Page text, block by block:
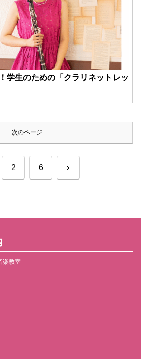
学生のための「クラリネットレッ
次のページ
2 6 次
楽教室